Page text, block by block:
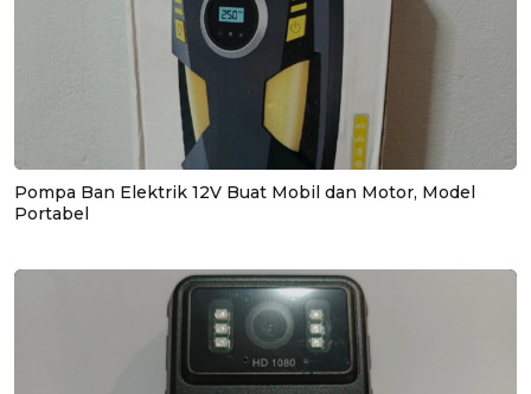
Pompa Ban Elektrik 12V Buat Mobil dan Motor, Model
Portabel